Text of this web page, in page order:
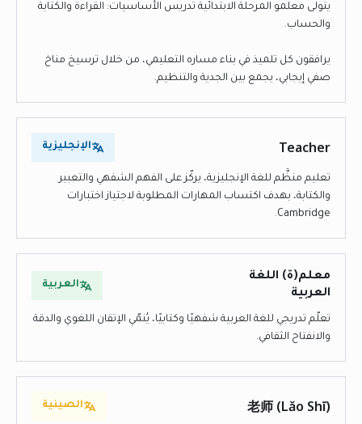
يتولى معلمو المرحلة الابتدائية تدريس الأساسيات: القراءة والكتابة
والحساب.
يرافقون كل تلميذ في بناء مساره التعليمي، من خلال ترسيخ مناخ
صفي إيجابي، يجمع بين الجدية والتنظيم.
Teacher الإنجليزية
تعليم منظَّم للغة الإنجليزية، يركّز على الفهم الشفهي والتعبير
والكتابة، بهدف اكتساب المهارات المطلوبة لاجتياز اختبارات
Cambridge.
العربية
معلم(ة) اللغة
العربية
تعلّم تدريجي للغة العربية شفهيًا وكتابيًا، يُنمّي الإتقان اللغوي والدقة
والانفتاح الثقافي.
老师 (Lǎo Shī) الصينية